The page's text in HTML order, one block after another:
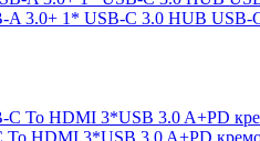
3.0+ 1* USB-C 3.0 HUB USB-